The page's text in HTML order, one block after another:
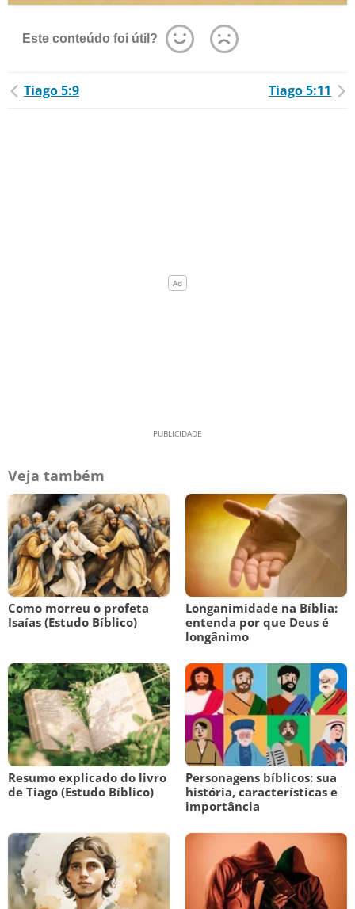
Este conteúdo foi útil?
Tiago 5:9 Tiago 5:11
Veja também
Como morreu o profeta
Isaías (Estudo Bíblico)
Longanimidade na Bíblia:
entenda por que Deus é
longânimo
Resumo explicado do livro
de Tiago (Estudo Bíblico)
Personagens bíblicos: sua
história, características e
importância